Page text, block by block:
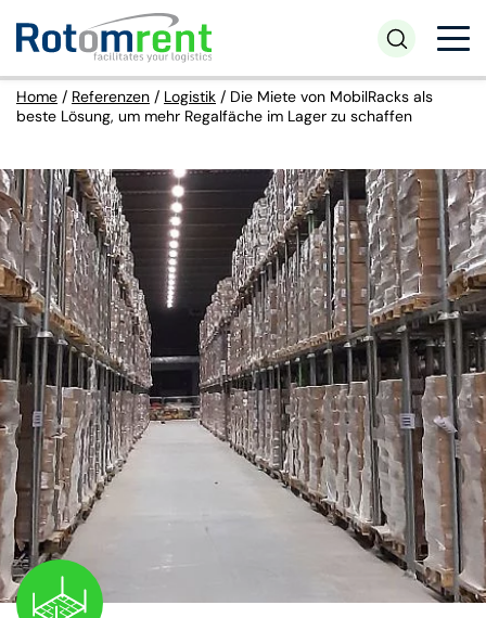
Home / Referenzen / Logistik / Die Miete von MobilRacks als
beste Lösung, um mehr Regalfäche im Lager zu schaffen